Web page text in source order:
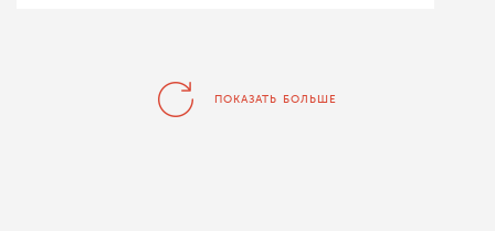
ПОКАЗАТЬ БОЛЬШЕ